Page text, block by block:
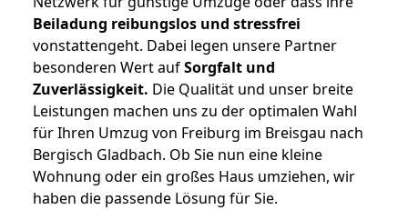
Beiladung reibungslos und stressfrei
vonstattengeht. Dabei legen unsere Partner
besonderen Wert aufSorgfalt und
Zuverlässigkeit. Die Qualität und unser breite
Leistungen machen uns zu der optimalen Wahl
für Ihren Umzug von Freiburg im Breisgau nach
Bergisch Gladbach. Ob Sie nun eine kleine
Wohnung oder ein großes Haus umziehen, wir
haben die passende Lösung für Sie.